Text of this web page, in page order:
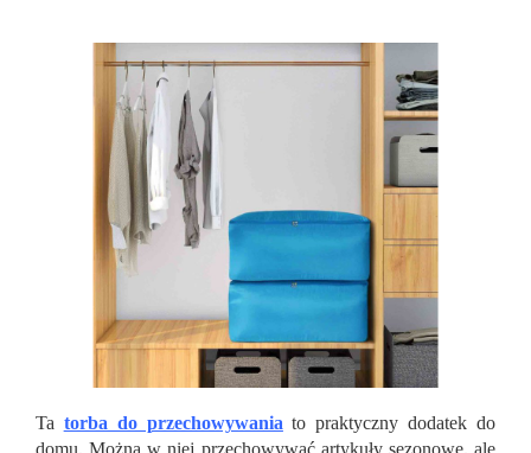
Ta torba do przechowywania to praktyczny dodatek do
domu. Można w niej przechowywać artykuły sezonowe, ale